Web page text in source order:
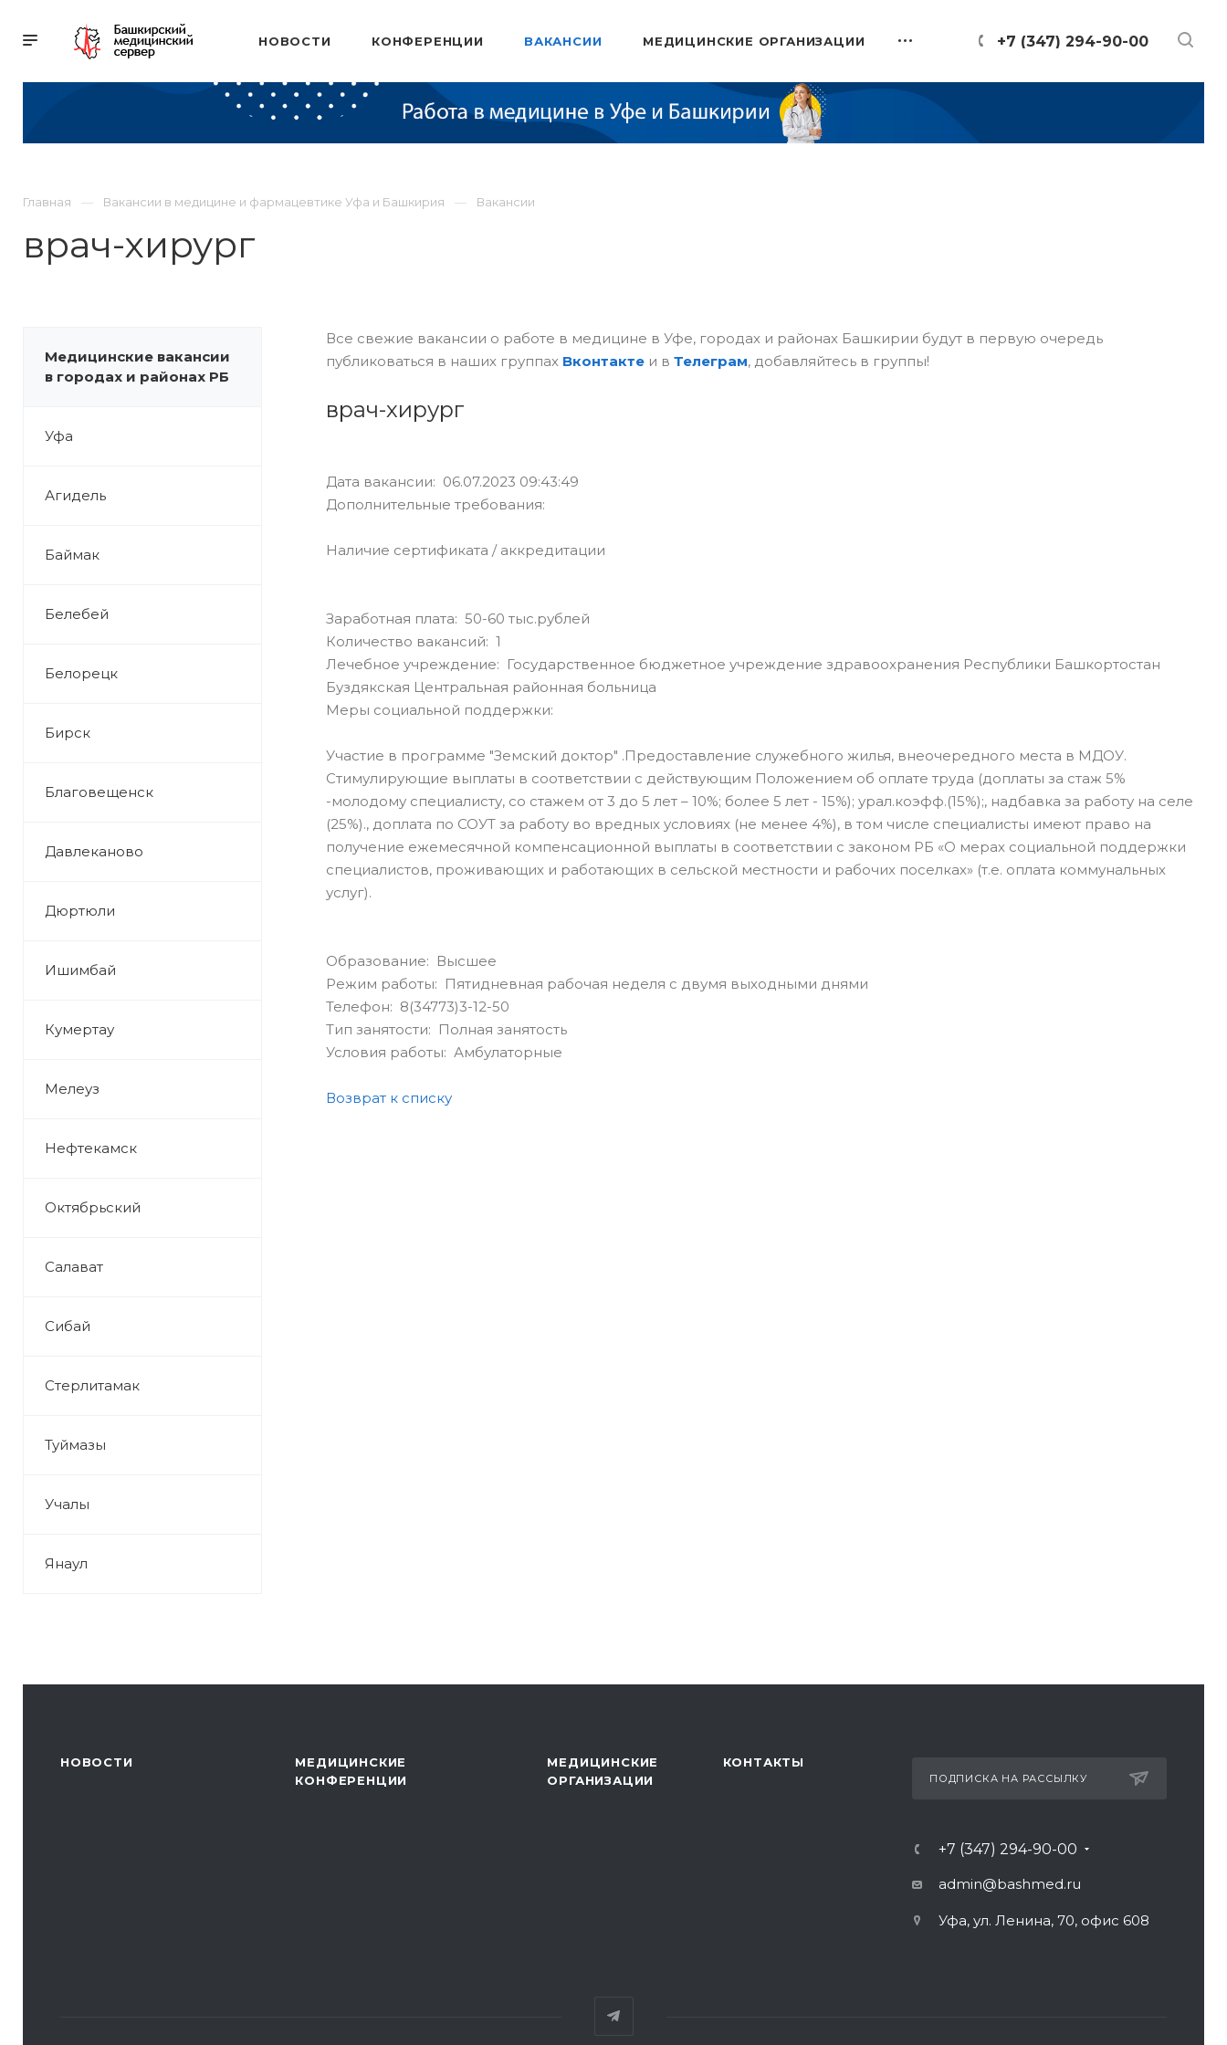
+7 (347) 294-90-00
НОВОСТИ КОНФЕРЕНЦИИ ВАКАНСИИ МЕДИЦИНСКИЕ ОРГАНИЗАЦИИ
Главная Вакансии в медицине и фармацевтике Уфа и Башкирия Вакансии
врач-хирург
Медицинские вакансии
в городах и районах РБ
Уфа
Агидель
Баймак
Белебей
Белорецк
Бирск
Благовещенск
Давлеканово
Дюртюли
Ишимбай
Кумертау
Мелеуз
Нефтекамск
Октябрьский
Салават
Сибай
Стерлитамак
Туймазы
Учалы
Янаул
Все свежие вакансии о работе в медицине в Уфе, городах и районах Башкирии будут в первую очередь
публиковаться в наших группах Вконтактеи в Телеграм, добавляйтесь в группы!
врач-хирург
Дата вакансии: 06.07.2023 09:43:49
Дополнительные требования:
Наличие сертификата / аккредитации
Заработная плата: 50-60 тыс.рублей
Количество вакансий: 1
Лечебное учреждение: Государственное бюджетное учреждение здравоохранения Республики Башкортостан
Буздякская Центральная районная больница
Меры социальной поддержки:
Участие в программе "Земский доктор" .Предоставление служебного жилья, внеочередного места в МДОУ.
Стимулирующие выплаты в соответствии с действующим Положением об оплате труда (доплаты за стаж 5%
-молодому специалисту, со стажем от 3 до 5 лет – 10%; более 5 лет - 15%); урал.коэфф.(15%);, надбавка за работу на селе
(25%)., доплата по СОУТ за работу во вредных условиях (не менее 4%), в том числе специалисты имеют право на
получение ежемесячной компенсационной выплаты в соответствии с законом РБ «О мерах социальной поддержки
специалистов, проживающих и работающих в сельской местности и рабочих поселках» (т.е. оплата коммунальных
услуг).
Образование: Высшее
Режим работы: Пятидневная рабочая неделя с двумя выходными днями
Телефон: 8(34773)3-12-50
Тип занятости: Полная занятость
Условия работы: Амбулаторные
Возврат к списку
НОВОСТИ
МЕДИЦИНСКИЕ
КОНФЕРЕНЦИИ
МЕДИЦИНСКИЕ
ОРГАНИЗАЦИИ
КОНТАКТЫ
ПОДПИСКА НА РАССЫЛКУ
+7 (347) 294-90-00
admin@bashmed.ru
Уфа, ул. Ленина, 70, офис 608